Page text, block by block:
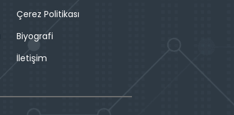
Çerez Politikası
Biyografi
İletişim